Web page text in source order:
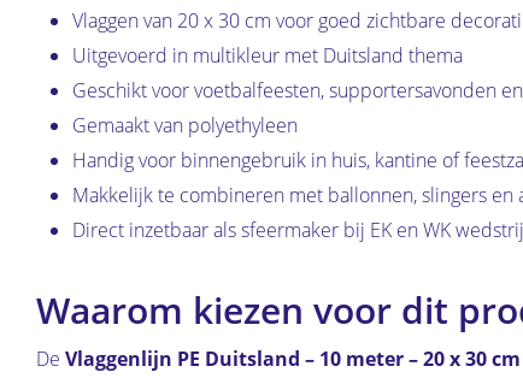
Vlaggen van 20 x 30 cm voor goed zichtbare
Uitgevoerd in multikleur met Duitsland thema
Geschikt voor voetbalfeesten, supportersavonden
Gemaakt van polyethyleen
Handig voor binnengebruik in huis, kantine of
Makkelijk te combineren met ballonnen, slingers en
Direct inzetbaar als sfeermaker bij EK en WK
Waarom kiezen voor dit
De Vlaggenlijn PE Duitsland – 10 meter – 20 x 30 cm